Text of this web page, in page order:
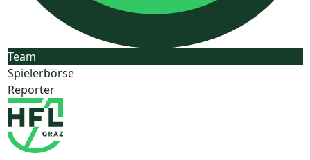
Team
Spielerbörse
Reporter